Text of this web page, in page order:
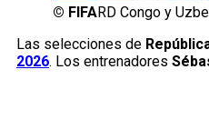
© FIFARD Congo y
Las selecciones de
2026. Los entrenadores